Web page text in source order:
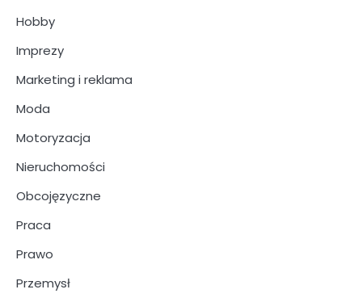
Hobby
Imprezy
Marketing i reklama
Moda
Motoryzacja
Nieruchomości
Obcojęzyczne
Praca
Prawo
Przemysł